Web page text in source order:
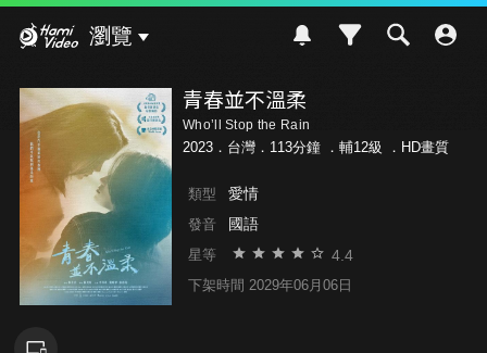
瀏覽
青春並不溫柔
Who’ll Stop the Rain
2023．台灣．113分鐘 ． 輔12級 ．HD畫質
類型 愛情
發音 國語
星等 4.4
下架時間 2029年06月06日